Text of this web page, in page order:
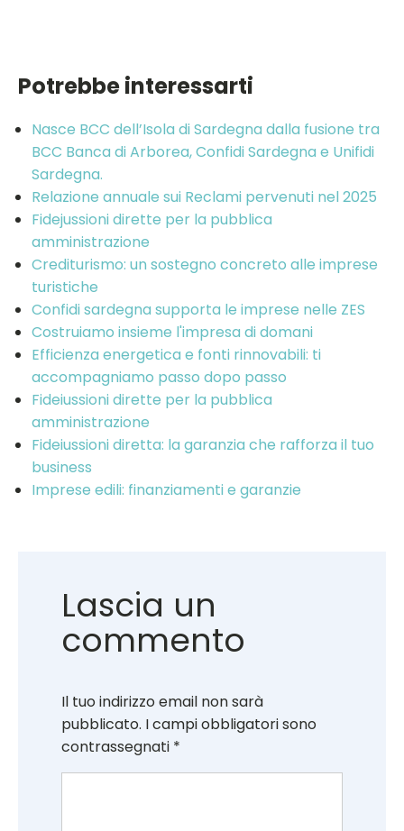
Potrebbe interessarti
Nasce BCC dell’Isola di Sardegna dalla fusione tra
BCC Banca di Arborea, Confidi Sardegna e Unifidi
Sardegna.
Relazione annuale sui Reclami pervenuti nel 2025
Fidejussioni dirette per la pubblica
amministrazione
Crediturismo: un sostegno concreto alle imprese
turistiche
Confidi sardegna supporta le imprese nelle ZES
Costruiamo insieme l'impresa di domani
Efficienza energetica e fonti rinnovabili: ti
accompagniamo passo dopo passo
Fideiussioni dirette per la pubblica
amministrazione
Fideiussioni diretta: la garanzia che rafforza il tuo
business
Imprese edili: finanziamenti e garanzie
Lascia un
commento
Il tuo indirizzo email non sarà
pubblicato. I campi obbligatori sono
contrassegnati *